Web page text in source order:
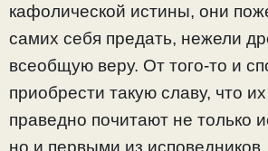
кафолической истины, они
самих себя предать, нежели
всеобщую веру. От того-то и
приобрести такую славу, что
праведно почитают не только
но и первыми из исповедников.